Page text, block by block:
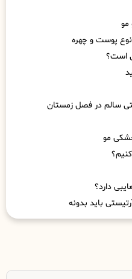
مو
پوست و چهره
است؟
سالم در فصل زمستان
مو
دارد؟
باید بدونه